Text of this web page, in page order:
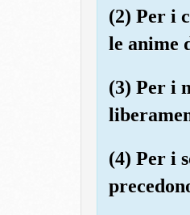
(2) Per i
le anime
(3) Per i
(4) Per i